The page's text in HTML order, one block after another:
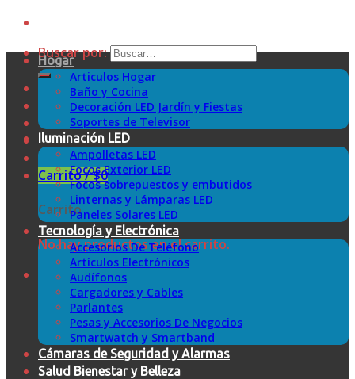
Buscar por:
Carrito /$0
Carrito
No hay productos en el carrito.
Hogar
Articulos Hogar
Baño y Cocina
Decoración LED Jardín y Fiestas
Soportes de Televisor
Iluminación LED
Ampolletas LED
Focos Exterior LED
Focos sobrepuestos y embutidos
Linternas y Lámparas LED
Paneles Solares LED
Tecnología y Electrónica
Accesorios De Teléfono
Artículos Electrónicos
Audífonos
Cargadores y Cables
Parlantes
Pesas y Accesorios De Negocios
Smartwatch y Smartband
Cámaras de Seguridad y Alarmas
Salud Bienestar y Belleza